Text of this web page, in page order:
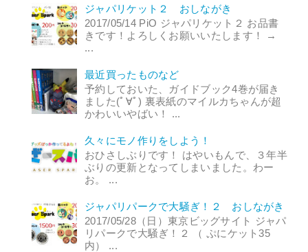
ジャパリケット２ おしながき
2017/05/14 PiO ジャパリケット２ お品書
きです！よろしくお願いいたします！ →
...
最近買ったものなど
予約しておいた、ガイドブック4巻が届き
ました(ﾟ∀ﾟ) 裏表紙のマイルカちゃんが超
かわいいやばい！ ...
久々にモノ作りをしよう！
おひさしぶりです！ はやいもんで、３年半
ぶりの更新となってしまいました。わー
お。 ...
ジャパリパークで大騒ぎ！２ おしながき
2017/05/28（日）東京ビッグサイト ジャパ
リパークで大騒ぎ！２ （ ぷにケット35
内） ...